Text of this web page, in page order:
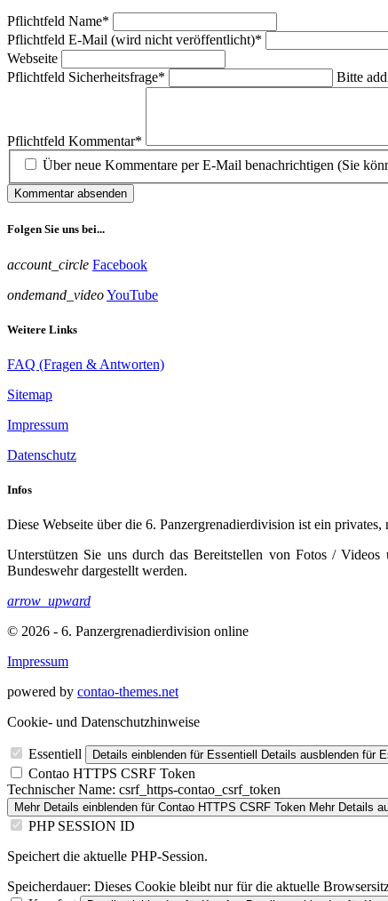
Pflichtfeld Name*
Pflichtfeld E-Mail (wird nicht veröffentlicht)*
Webseite
Pflichtfeld Sicherheitsfrage* Bitte
Pflichtfeld Kommentar*
Über neue Kommentare per E-Mail benachrichtigen (Sie
Kommentar absenden
Folgen Sie uns bei...
account_circle Facebook
ondemand_videoYouTube
Weitere Links
FAQ (Fragen & Antworten)
Sitemap
Impressum
Datenschutz
Infos
Diese Webseite über die 6. Panzergrenadierdivision ist ein
Unterstützen Sie uns durch das Bereitstellen von Fotos /
Bundeswehr dargestellt werden.
arrow_upward
© 2026 - 6. Panzergrenadierdivision online
Impressum
powered by contao-themes.net
Cookie- und Datenschutzhinweise
Essentiell Details einblenden für Essentiell Details ausblenden für
Contao HTTPS CSRF Token
Technischer Name: csrf_https-contao_csrf_token
Mehr Details einblenden für Contao HTTPS CSRF Token Mehr Details
PHP SESSION ID
Speichert die aktuelle PHP-Session.
Speicherdauer: Dieses Cookie bleibt nur für die aktuelle